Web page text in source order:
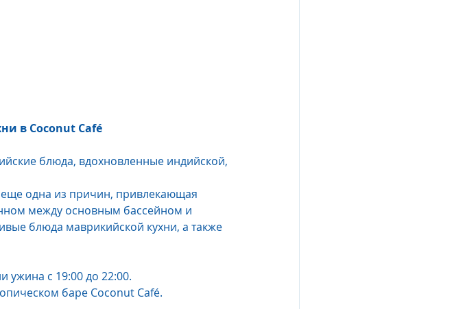
в Coconut Café
блюда, вдохновленные индийской,
одна из причин, привлекающая
между основным бассейном и
блюда маврикийской кухни, а также
ужина с 19:00 до 22:00.
баре Coconut Café.